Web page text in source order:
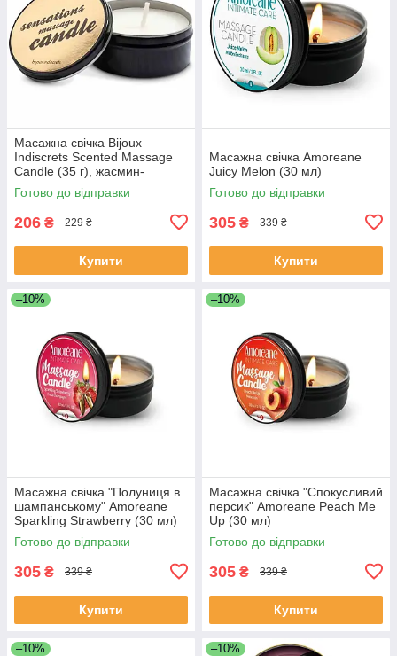
Масажна свічка Bijoux
Indiscrets Scented Massage
Candle (35 г), жасмин-
троянда
Готово до відправки
206 ₴ 229 ₴
Купити
Масажна свічка Amoreane
Juicy Melon (30 мл)
Готово до відправки
305 ₴ 339 ₴
Купити
–10%
Масажна свічка "Полуниця в
шампанському" Amoreane
Sparkling Strawberry (30 мл)
Готово до відправки
305 ₴ 339 ₴
Купити
–10%
Масажна свічка "Спокусливий
персик" Amoreane Peach Me
Up (30 мл)
Готово до відправки
305 ₴ 339 ₴
Купити
–10% –10%